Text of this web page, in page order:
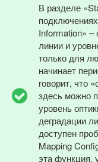
В разделе
Information» –
линии и
только для
начинает
говорит, что
здесь можно
уровень
деградации
доступен
Mapping
эта функция,